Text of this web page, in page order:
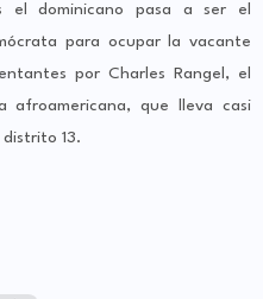
dominicano pasa a ser el
para ocupar la vacante
por Charles Rangel, el
afroamericana, que lleva casi
13.